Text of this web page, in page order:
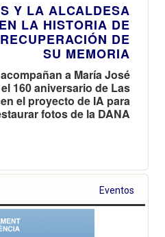
Y LA ALCALDESA
LA HISTORIA DE
DE
SU MEMORIA
a María José
160 aniversario de Las
el proyecto de IA para
fotos de la DANA
Eventos